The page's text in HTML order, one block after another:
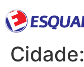
Cidade: